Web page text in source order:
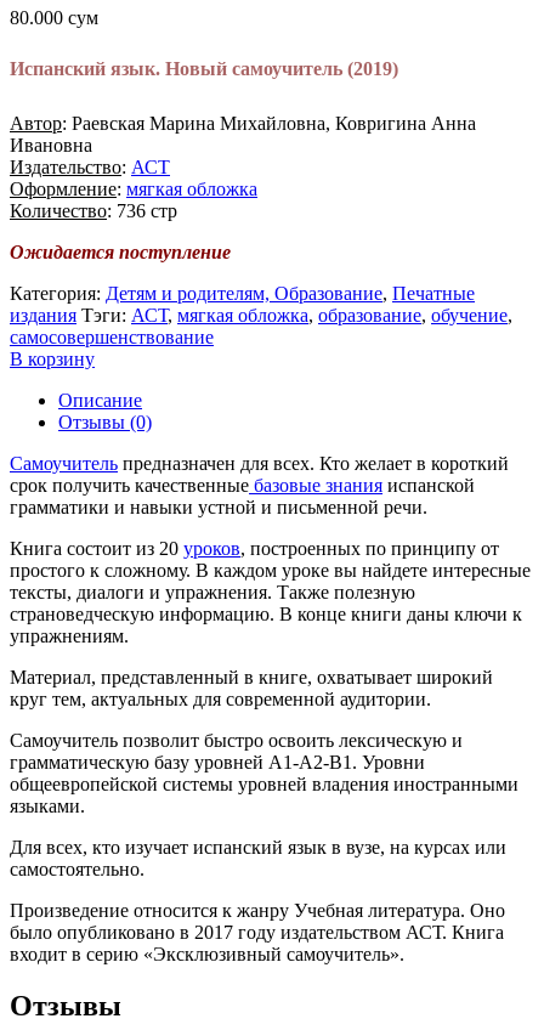
80.000 сум
Испанский язык. Новый самоучитель (2019)
Автор: Раевская Марина Михайловна, Ковригина Анна
Ивановна
Издательство: АСТ
Оформление: мягкая обложка
Количество: 736 стр
Ожидается поступление
Категория: Детям и родителям, Образование, Печатные
издания Тэги: АСТ, мягкая обложка, образование, обучение,
самосовершенствование
В корзину
Описание
Отзывы (0)
Самоучитель предназначен для всех. Кто желает в короткий
срок получить качественные базовые знания испанской
грамматики и навыки устной и письменной речи.
Книга состоит из 20 уроков, построенных по принципу от
простого к сложному. В каждом уроке вы найдете интересные
тексты, диалоги и упражнения. Также полезную
страноведческую информацию. В конце книги даны ключи к
упражнениям.
Материал, представленный в книге, охватывает широкий
круг тем, актуальных для современной аудитории.
Самоучитель позволит быстро освоить лексическую и
грамматическую базу уровней ­A1-A2-B1. Уровни
общеевропейской системы уровней владения иностранными
языками.
Для всех, кто изучает испанский язык в вузе, на курсах или
самостоятельно.
Произведение относится к жанру Учебная литература. Оно
было опубликовано в 2017 году издательством АСТ. Книга
входит в серию «Эксклюзивный самоучитель».
Отзывы